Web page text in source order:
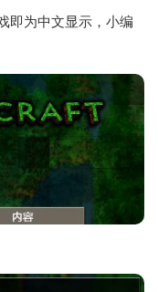
即为中文显示，小编